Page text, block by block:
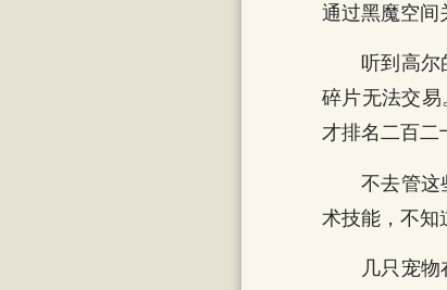
通过黑魔空间
听到高
碎片无法交
才排名二百二
不去管这
术技能，不知
几只宠